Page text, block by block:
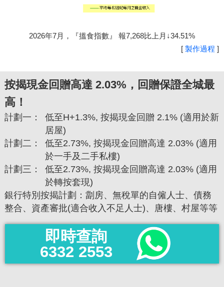
2026年7月，『搵食指數』 報7,268比上月↓34.51%
[ 製作過程 ]
按揭現金回贈高達 2.03%，回贈保證全城最
高！
計劃一：
低至H+1.3%, 按揭現金回贈 2.1% (適用於新
居屋)
計劃二：
低至2.73%, 按揭現金回贈高達 2.03% (適用
於一手及二手私樓)
計劃三：
低至2.73%, 按揭現金回贈高達 2.03% (適用
於轉按套現)
銀行特別按揭計劃：劏房、無稅單的自僱人士、債務
整合、資產審批(適合收入不足人士)、唐樓、村屋等等
即時查詢
6332 2553